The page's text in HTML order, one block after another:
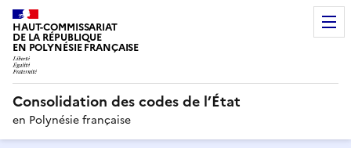
HAUT-COMMISSARIAT
DE LA RÉPUBLIQUE
EN POLYNÉSIE FRANÇAISE
Consolidation des codes de l’État
en Polynésie française